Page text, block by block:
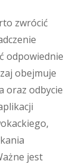
zwrócić
odpowiednie
obejmuje
oraz odbycie
jest